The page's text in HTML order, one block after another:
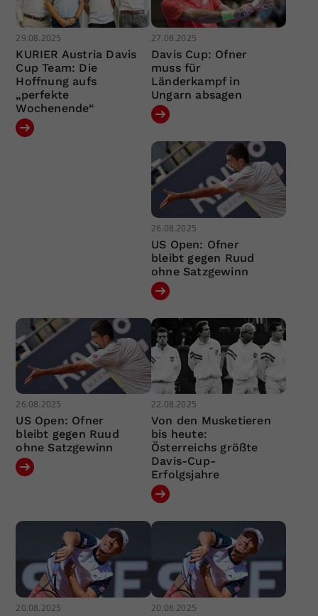
29.08.2025
KURIER Austria Davis
Cup Team: Die
Hoffnung aufs
„perfekte
Wochenende“
27.08.2025
Davis Cup: Ofner
muss für
Länderkampf in
Ungarn absagen
26.08.2025
US Open: Ofner
bleibt gegen Ruud
ohne Satzgewinn
26.08.2025
US Open: Ofner
bleibt gegen Ruud
ohne Satzgewinn
22.08.2025
Von den Musketieren
bis heute:
Österreichs größte
Davis-Cup-
Erfolgsjahre
20.08.2025 20.08.2025